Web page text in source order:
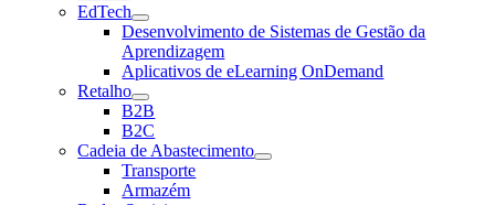
EdTech
Desenvolvimento de Sistemas de Gestão da
Aprendizagem
Aplicativos de eLearning OnDemand
Retalho
B2B
B2C
Cadeia de Abastecimento
Transporte
Armazém